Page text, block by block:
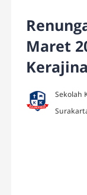
Maret
Sekolah